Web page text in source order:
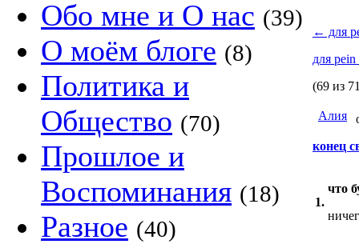
Обо мне и О нас (39)
О моём блоге (8)
Политика и
Общество (70)
Прошлое и
Воспоминания (18)
Разное (40)
← для
для pein
(69 из
Алия
конец
1.
что